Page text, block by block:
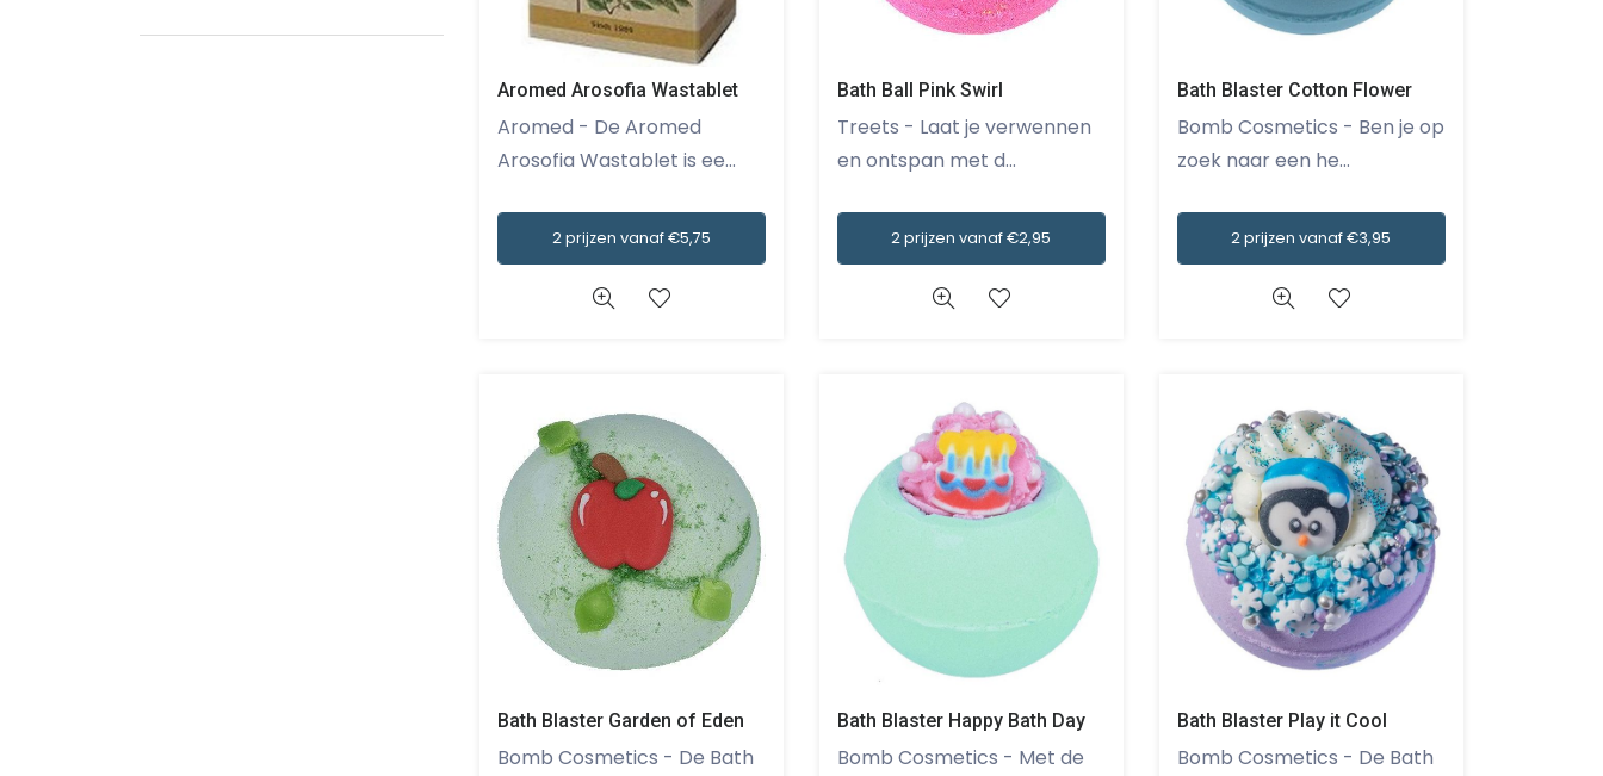
Aromed Arosofia Wastablet
Aromed - De Aromed
Arosofia Wastablet is ee...
2 prijzen vanaf €5,75
Bath Ball Pink Swirl
Treets - Laat je verwennen
en ontspan met d...
2 prijzen vanaf €2,95
Bath Blaster Cotton Flower
Bomb Cosmetics - Ben je op
zoek naar een he...
2 prijzen vanaf €3,95
Bath Blaster Garden of Eden
Bomb Cosmetics - De Bath
Bath Blaster Happy Bath Day
Bomb Cosmetics - Met de
Bath Blaster Play it Cool
Bomb Cosmetics - De Bath